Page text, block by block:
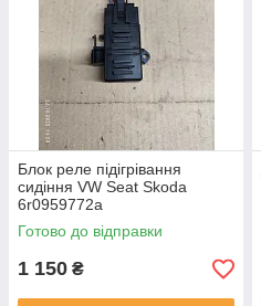
Блок реле підігрівання
сидіння VW Seat Skoda
6r0959772a
Готово до відправки
1 150 ₴